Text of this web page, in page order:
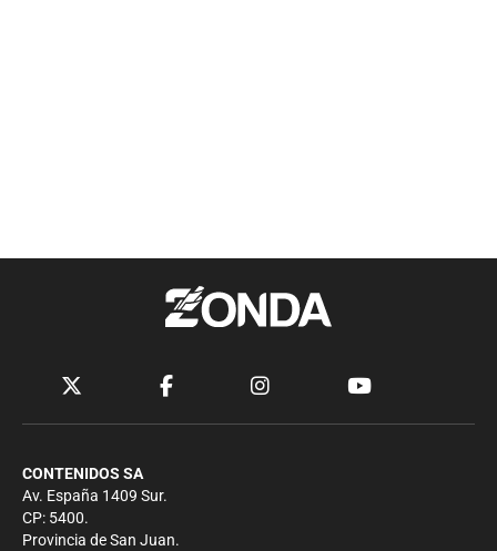
CONTENIDOS SA
Av. España 1409 Sur.
CP: 5400.
Provincia de San Juan.